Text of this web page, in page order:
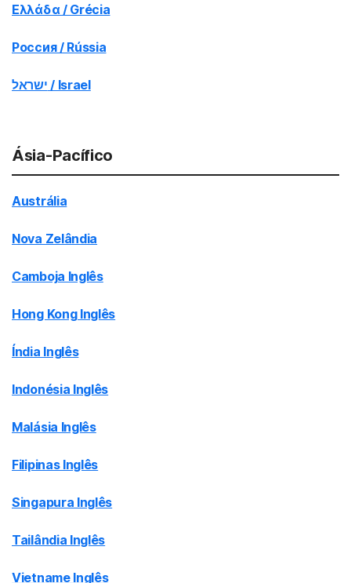
Ελλάδα / Grécia
Россия / Rússia
ישראל / Israel
Ásia-Pacífico
Austrália
Nova Zelândia
Camboja Inglês
Hong Kong Inglês
Índia Inglês
Indonésia Inglês
Malásia Inglês
Filipinas Inglês
Singapura Inglês
Tailândia Inglês
Vietname Inglês